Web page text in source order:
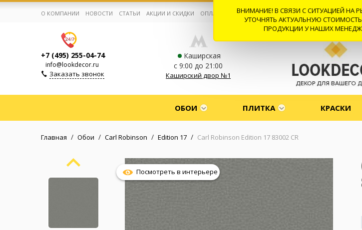
Корзина:0
Избранное:0 товаров
Каталог
О КОМПАНИИ НОВОСТИ СТАТЬИ АКЦИИ И СКИДКИ ОПЛАТА И ДОСТАВКА СОТРУДНИЧЕСТВО КОНТАКТЫ
+7 (495) 255-04-74
info@lookdecor.ru
Заказать звонок
Каширская
с 9:00 до 21:00
Каширский двор №1
ОБОИ ПЛИТКА КРАСКИ
Главная / Обои / Carl Robinson / Edition 17 / Carl Robinson Edition 17 83002 CR
Посмотреть в интерьере
ВНИМАНИЕ! В СВЯЗИ С СИТУАЦИЕЙ НА
УТОЧНЯТЬ АКТУАЛЬНУЮ
ПРОДУКЦИИ У НАШИХ